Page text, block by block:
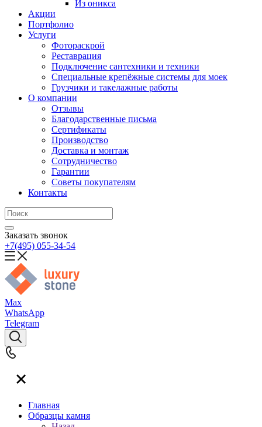
Из оникса
Акции
Портфолио
Услуги
Фотораскрой
Реставрация
Подключение сантехники и техники
Специальные крепёжные системы для моек
Грузчики и такелажные работы
О компании
Отзывы
Благодарственные письма
Сертификаты
Производство
Доставка и монтаж
Сотрудничество
Гарантии
Советы покупателям
Контакты
Заказать звонок
+7(495) 055-34-54
Max
WhatsApp
Telegram
Главная
Образцы камня